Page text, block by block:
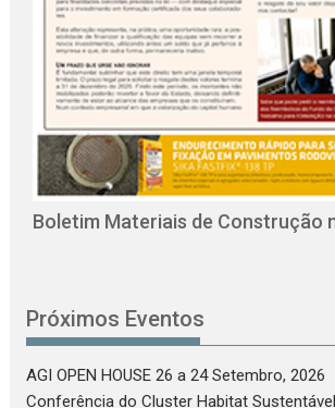
Boletim Materiais de Construção
Próximos Eventos
AGI OPEN HOUSE 26 a 24 Setembro, 2026
Conferência do Cluster Habitat